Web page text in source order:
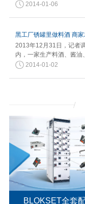
2014-01-06
黑工厂锈罐里做料酒 商家
2013年12月31日，记者
内，一家生产料酒、酱
2014-01-02
BLOKSET全套